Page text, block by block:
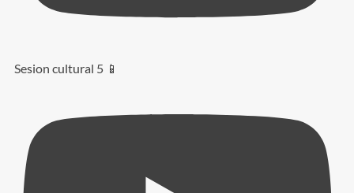
Sesion cultural 5 📱